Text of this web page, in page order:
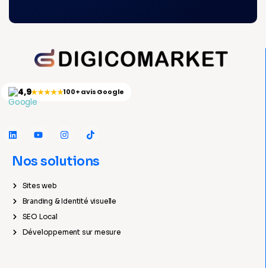
4,9★★★★★100+ avis Google
Nos solutions
Sites web
Branding & Identité visuelle
SEO Local
Développement sur mesure